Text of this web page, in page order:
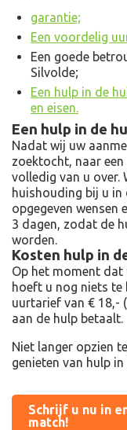
garantie;
Een voordelig
Een goede
Silvolde;
Een hulp in de
en eisen.
Een hulp in de
Nadat wij uw
zoektocht, naar
volledig van u over.
huishouding bij u
opgegeven wensen
3 dagen, zodat de
worden.
Kosten hulp in
Op het moment
hoeft u nog niets te
uurtarief van € 18,-
aan de hulp betaalt.
Niet langer opzien
genieten van hulp
Schrijf u nu in
match!